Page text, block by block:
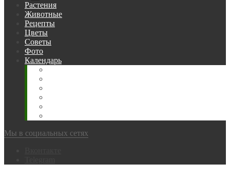
Растения
Животные
Рецепты
Цветы
Советы
Фото
Календарь
Мы в социальных сетях